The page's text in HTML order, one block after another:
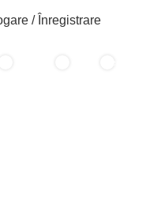
/ Înregistrare